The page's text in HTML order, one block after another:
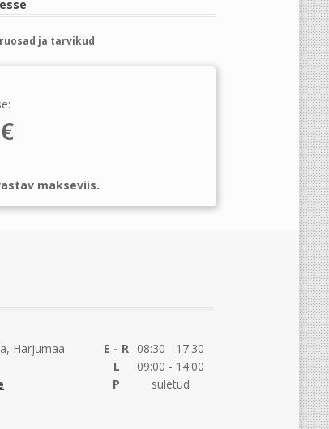
ja tarvikud
€
makseviis.
Harjumaa
E - R 08:30 - 17:30
L
09:00 - 14:00
P
suletud